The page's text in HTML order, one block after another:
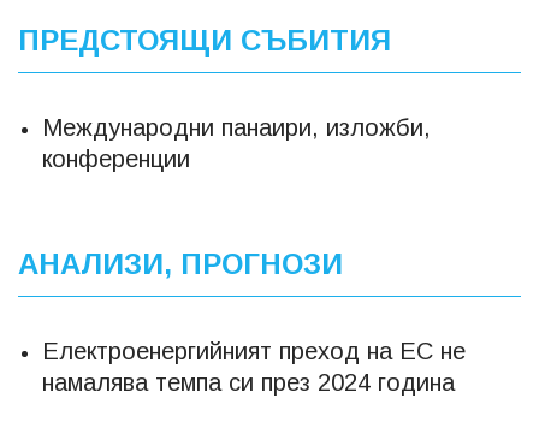
ПРЕДСТОЯЩИ СЪБИТИЯ
Международни панаири, изложби,
конференции
АНАЛИЗИ, ПРОГНОЗИ
Електроенергийният преход на ЕС не
намалява темпа си през 2024 година